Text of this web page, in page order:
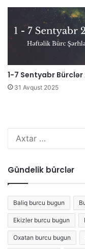
1-7 Sentyabr Bürclər
31 Avqust 2025
Gündelik bürclər
Baliq burcu bugun
Ekizler burcu bugun
Oxatan burcu bugun